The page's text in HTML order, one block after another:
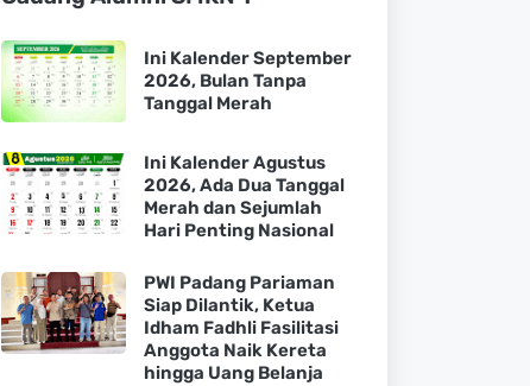
Ini Kalender September
2026, Bulan Tanpa
Tanggal Merah
Ini Kalender Agustus
2026, Ada Dua Tanggal
Merah dan Sejumlah
Hari Penting Nasional
PWI Padang Pariaman
Siap Dilantik, Ketua
Idham Fadhli Fasilitasi
Anggota Naik Kereta
hingga Uang Belanja